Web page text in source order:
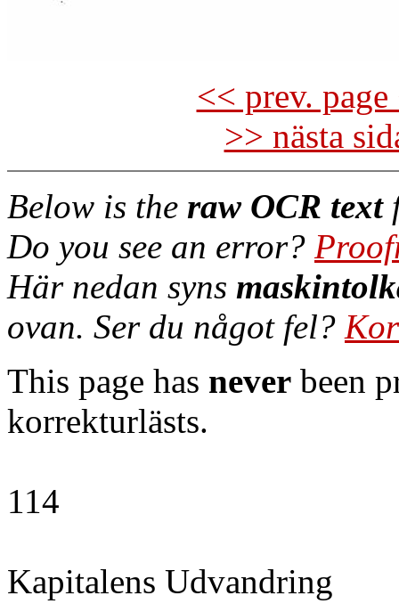
<< prev.
>> nästa
Below is the raw OCR text
Do you see an error?
Här nedan syns
ovan. Ser du något fel?
This page has never been
korrekturlästs.
114
Kapitalens Udvandring